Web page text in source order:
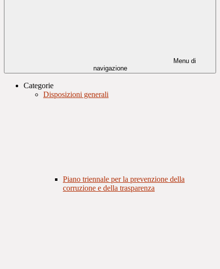
Menu di
navigazione
Categorie
Disposizioni generali
Piano triennale per la prevenzione della
corruzione e della trasparenza